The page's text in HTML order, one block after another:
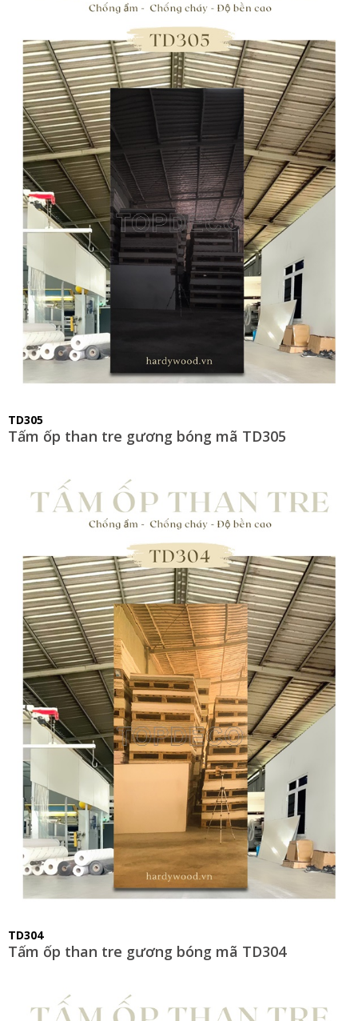
TD305
Tấm ốp than tre gương bóng mã TD305
TD304
Tấm ốp than tre gương bóng mã TD304